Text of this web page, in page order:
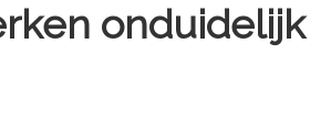
onduidelijk